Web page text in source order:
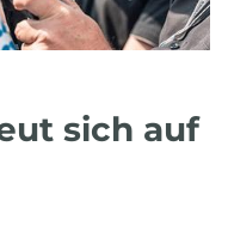
sich auf